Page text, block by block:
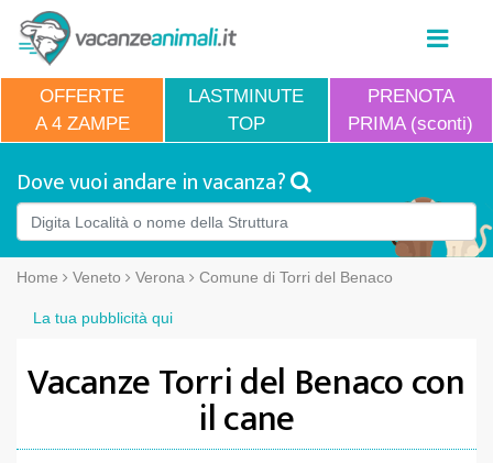
OFFERTE
A 4 ZAMPE
LASTMINUTE
TOP
PRENOTA
PRIMA (sconti)
Dove vuoi andare in vacanza?
Home Veneto Verona Comune di Torri del Benaco
La tua pubblicità qui
Vacanze Torri del Benaco con
il cane